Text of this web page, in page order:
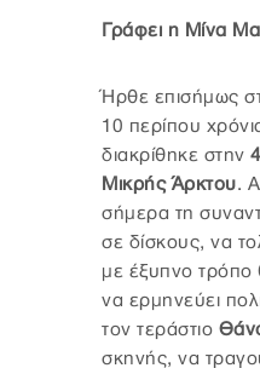
Γράφει η Μίνα
Ήρθε επισήμως
10 περίπου
διακρίθηκε στην
Μικρής Άρκτου.
σήμερα τη
σε δίσκους, να
με έξυπνο τρόπο
να ερμηνεύει
τον τεράστιο
σκηνής, να